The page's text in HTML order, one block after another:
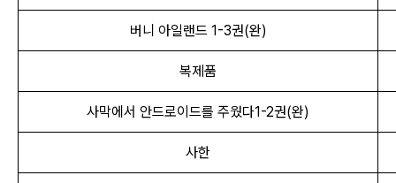
버니 아일랜드 1-3권(완)
복제품
사막에서 안드로이드를 주웠다1-2권(완)
사한